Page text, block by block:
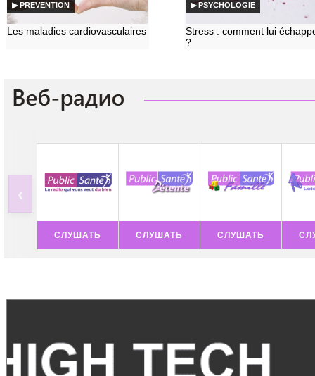
▶ PREVENTION
Les maladies cardiovasculaires
▶ PSYCHOLOGIE
Stress : comment lui
?
‹
СЛУШАТЬ СЛУШАТЬ СЛУШАТЬ